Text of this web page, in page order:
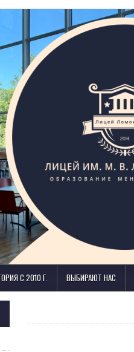
С 2010 Г. ВЫБИРАЮТ НАС